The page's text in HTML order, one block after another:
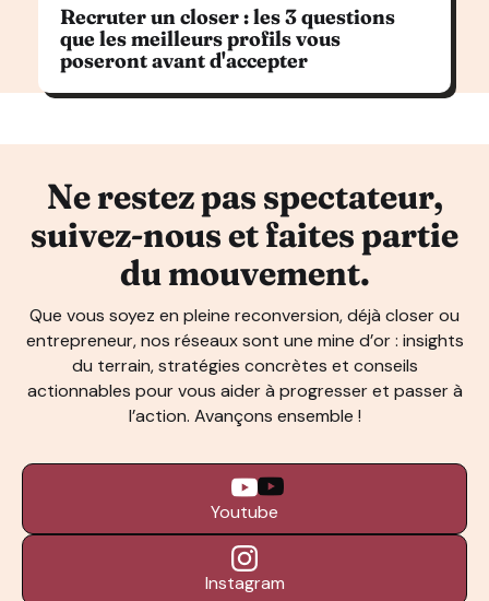
Recruter un closer : les 3 questions
que les meilleurs profils vous
poseront avant d'accepter
Ne restez pas spectateur,
suivez-nous et faites partie
du mouvement.
Que vous soyez en pleine reconversion, déjà closer ou
entrepreneur, nos réseaux sont une mine d’or : insights
du terrain, stratégies concrètes et conseils
actionnables pour vous aider à progresser et passer à
l’action. Avançons ensemble !
Youtube
Instagram